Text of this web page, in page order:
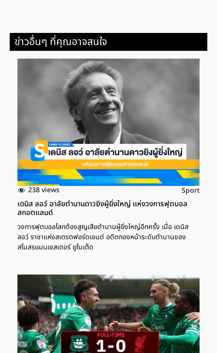
ข่าวอื่นๆ ที่คุณอาจสนใจ
238 views Sport
เดนิส ลอว์ อาลัยตำนานดาวยิงผู้ยิ่งใหญ่ แห่งวงการฟุตบอล
สกอตแลนด์
วงการฟุตบอลโลกต้องสูญเสียตำนานผู้ยิ่งใหญ่อีกครั้ง เมื่อ เดนิส
ลอว์ ราชาแห่งสเตรตฟอร์ดเอนด์ อดีตกองหน้าระดับตำนานของ
สโมสรแมนเชสเตอร์ ยูไนเต็ด